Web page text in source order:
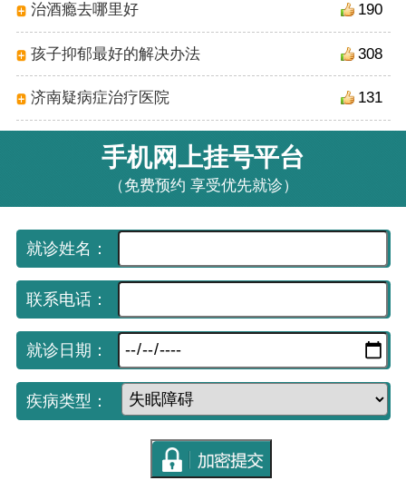
190
治酒瘾去哪里好
308
孩子抑郁最好的解决办法
131
济南疑病症治疗医院
手机网上挂号平台
（免费预约 享受优先就诊）
就诊姓名：
联系电话：
就诊日期：
疾病类型：